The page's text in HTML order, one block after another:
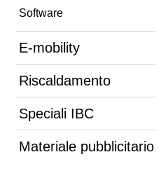
Software
E-mobility
Riscaldamento
Speciali IBC
Materiale pubblicitario